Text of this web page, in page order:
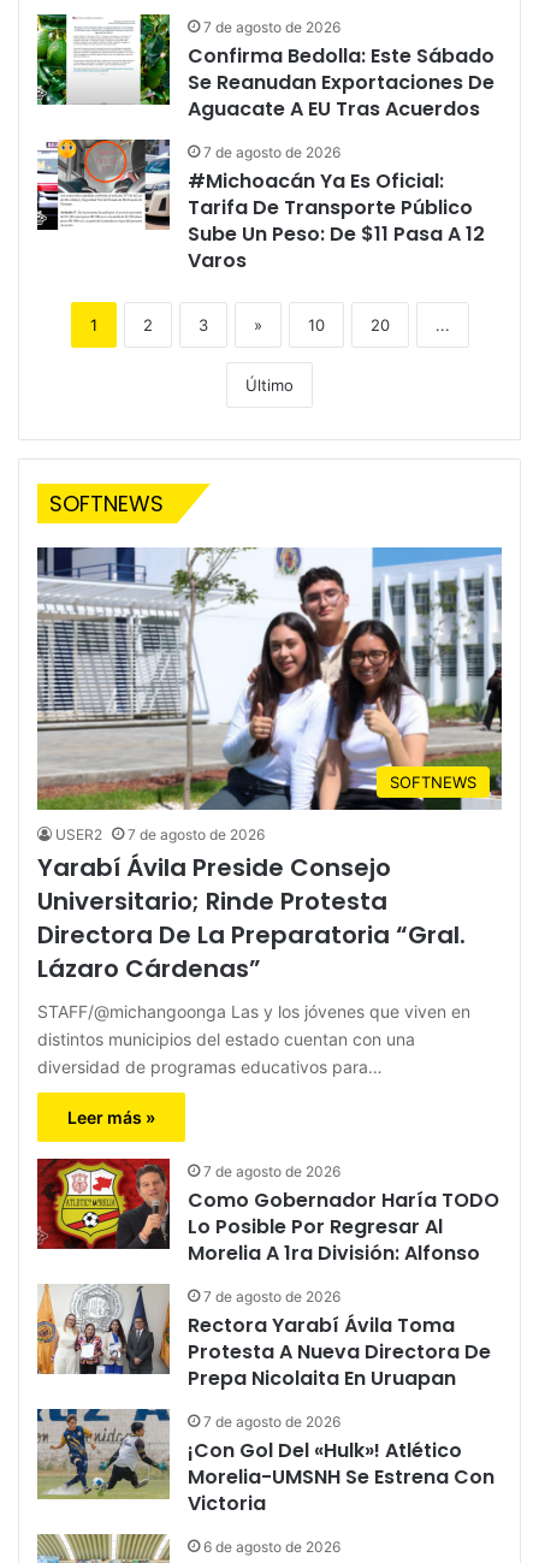
7 de agosto de 2026
Confirma Bedolla: Este Sábado
Se Reanudan Exportaciones De
Aguacate A EU Tras Acuerdos
7 de agosto de 2026
#Michoacán Ya Es Oficial:
Tarifa De Transporte Público
Sube Un Peso: De $11 Pasa A 12
Varos
1 2 3 » 10 20 ...
Último
SOFTNEWS
SOFTNEWS
USER2 7 de agosto de 2026
Yarabí Ávila Preside Consejo
Universitario; Rinde Protesta
Directora De La Preparatoria “Gral.
Lázaro Cárdenas”
STAFF/@michangoonga Las y los jóvenes que viven en
distintos municipios del estado cuentan con una
diversidad de programas educativos para…
Leer más »
7 de agosto de 2026
Como Gobernador Haría TODO
Lo Posible Por Regresar Al
Morelia A 1ra División: Alfonso
7 de agosto de 2026
Rectora Yarabí Ávila Toma
Protesta A Nueva Directora De
Prepa Nicolaita En Uruapan
7 de agosto de 2026
¡Con Gol Del «Hulk»! Atlético
Morelia-UMSNH Se Estrena Con
Victoria
6 de agosto de 2026